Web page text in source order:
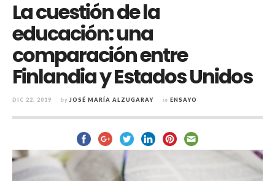
La cuestión de la
educación: una
comparación entre
Finlandia y Estados Unidos
DIC 22, 2019 by JOSÉ MARÍA ALZUGARAY in ENSAYO